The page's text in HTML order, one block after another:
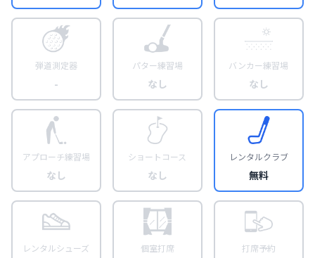
弾道測定器
-
パター練習場
なし
バンカー練習場
なし
アプローチ練習場
なし
ショートコース
なし
レンタルクラブ
無料
レンタルシューズ 個室打席 打席予約